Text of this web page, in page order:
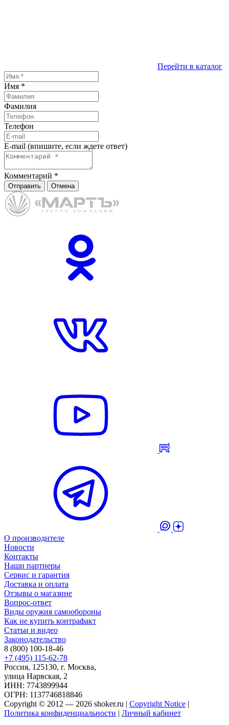
Перейти в каталог
Имя *
Фамилия
Телефон
E-mail (впишите, если ждете ответ)
Комментарий *
Отправить Отмена
О производителе
Новости
Контакты
Наши партнеры
Сервис и гарантия
Доставка и оплата
Отзывы о магазине
Вопрос-ответ
Виды оружия самообороны
Как не купить контрафакт
Статьи и видео
Законодательство
8 (800) 100-18-46
+7 (495) 115-62-78
Россия, 125130, г. Москва,
улица Нарвская, 2
ИНН: 7743899944
ОГРН: 1137746818846
Copyright © 2012 — 2026 shoker.ru | Copyright Notice |
Политика конфиденциальности | Личный кабинет